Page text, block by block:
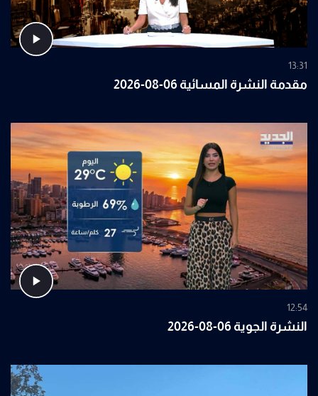
13:31
مقدمة النشرة المسائية 06-08-2026
12:54
النشرة الجوية 06-08-2026